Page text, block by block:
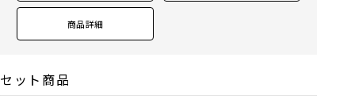
ポリウレタン塗装 + 抗菌トップコート
オプションハイバッククッション
商品詳細
セット商品